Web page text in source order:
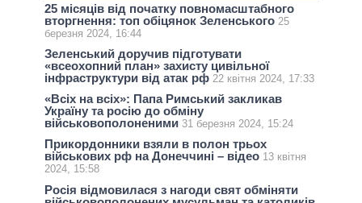
25 місяців від початку повномасштабного
вторгнення: топ обіцянок Зеленського 25
березня 2024, 16:44
Зеленський доручив підготувати
«всеохопний план» захисту цивільної
інфраструктури від атак рф 22 квітня 2024, 17:33
«Всіх на всіх»: Папа Римський закликав
Україну та росію до обміну
військовополоненими 31 березня 2024, 15:24
Прикордонники взяли в полон трьох
військових рф на Донеччині – відео 13 квітня
2024, 15:58
Росія відмовилася з нагоди свят обміняти